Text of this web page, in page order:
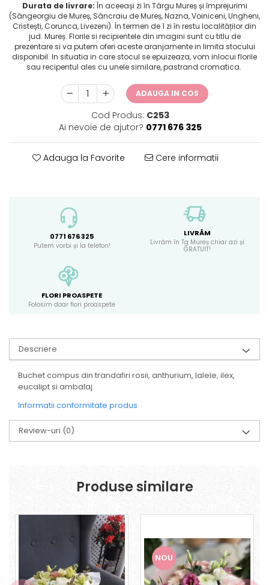
Durata de livrare: În aceeași zi în Târgu Mureș și împrejurimi
(Sângeorgiu de Mureș, Sâncraiu de Mureș, Nazna, Voiniceni, Ungheni,
Cristești, Corunca, Livezeni). În termen de 1 zi în restu localităților din
jud. Mureș. Florile si recipientele din imagini sunt cu titlu de
prezentare si va putem oferi aceste aranjamente in limita stocului
disponibil. In situatia in care stocul se epuizeaza, vom inlocui florile
sau recipentul ales cu unele similare, pastrand cromatica.
ADAUGA IN COS
Cod Produs: C253
Ai nevoie de ajutor? 0771 676 325
Adauga la Favorite Cere informatii
0771 676 325
Putem vorbi și la telefon!
LIVRĂM
Livrăm în Tg Mureș chiar azi și
GRATUIT!
FLORI PROASPETE
Folosim doar flori proaspete
Descriere
Buchet compus din trandafiri rosii, anthurium, lalele, ilex,
eucalipt si ambalaj.
Informatii conformitate produs
Review-uri (0)
Produse similare
NOU